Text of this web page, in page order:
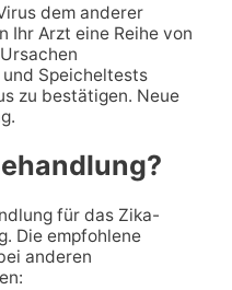
dem anderer
Ihr Arzt eine Reihe von
Speicheltests
zu bestätigen. Neue
für das Zika-
Die empfohlene
anderen